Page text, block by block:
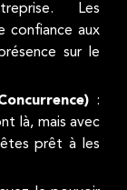
Les
confiance aux
sur le
:
là, mais avec
prêt à les